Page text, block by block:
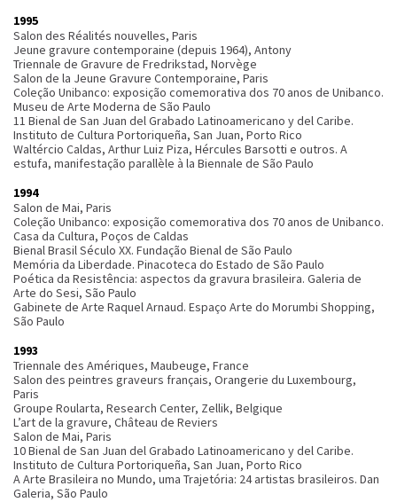
1995
Salon des Réalités nouvelles, Paris
Jeune gravure contemporaine (depuis 1964), Antony
Triennale de Gravure de Fredrikstad, Norvège
Salon de la Jeune Gravure Contemporaine, Paris
Coleção Unibanco: exposição comemorativa dos 70 anos de Unibanco.
Museu de Arte Moderna de São Paulo
11 Bienal de San Juan del Grabado Latinoamericano y del Caribe.
Instituto de Cultura Portoriqueña, San Juan, Porto Rico
Waltércio Caldas, Arthur Luiz Piza, Hércules Barsotti e outros. A
estufa, manifestação parallèle à la Biennale de São Paulo
1994
Salon de Mai, Paris
Coleção Unibanco: exposição comemorativa dos 70 anos de Unibanco.
Casa da Cultura, Poços de Caldas
Bienal Brasil Século XX. Fundação Bienal de São Paulo
Memória da Liberdade. Pinacoteca do Estado de São Paulo
Poética da Resistência: aspectos da gravura brasileira. Galeria de
Arte do Sesi, São Paulo
Gabinete de Arte Raquel Arnaud. Espaço Arte do Morumbi Shopping,
São Paulo
1993
Triennale des Amériques, Maubeuge, France
Salon des peintres graveurs français, Orangerie du Luxembourg,
Paris
Groupe Roularta, Research Center, Zellik, Belgique
L’art de la gravure, Château de Reviers
Salon de Mai, Paris
10 Bienal de San Juan del Grabado Latinoamericano y del Caribe.
Instituto de Cultura Portoriqueña, San Juan, Porto Rico
A Arte Brasileira no Mundo, uma Trajetória: 24 artistas brasileiros. Dan
Galeria, São Paulo